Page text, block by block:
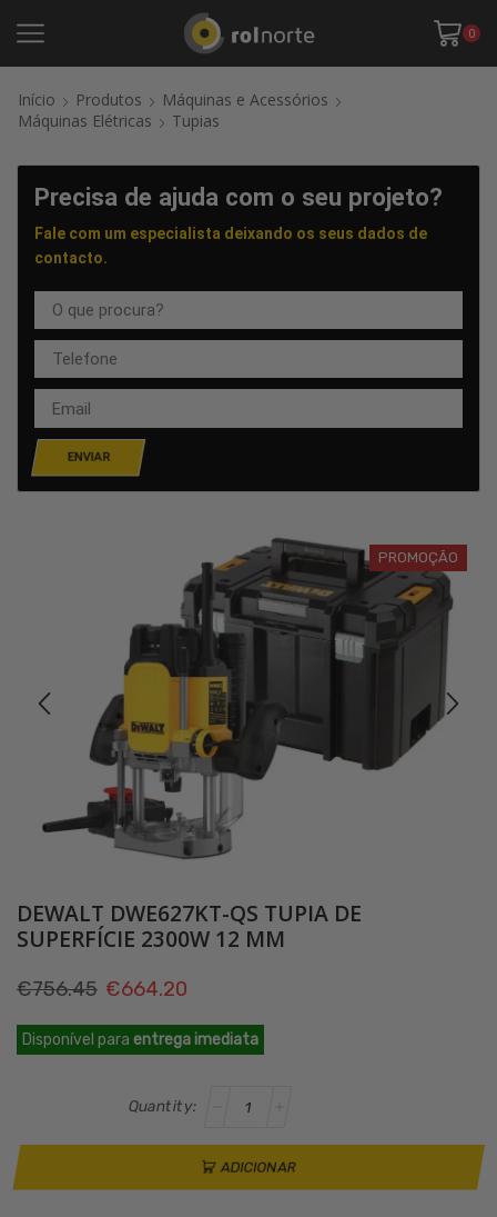
0
Início Produtos
Máquinas e Acessórios
Máquinas Elétricas
Tupias
Precisa de ajuda com o seu projeto?
Fale com um especialista deixando os seus dados de
contacto.
ENVIAR
PROMOÇÃO
DEWALT DWE627KT-QS TUPIA DE
SUPERFÍCIE 2300W 12 MM
€756.45 O
preço
original
€756.45.
€664.20
preço
atual
€664.20.
Disponível para entrega imediata
DWE627KT-
ADICIONAR